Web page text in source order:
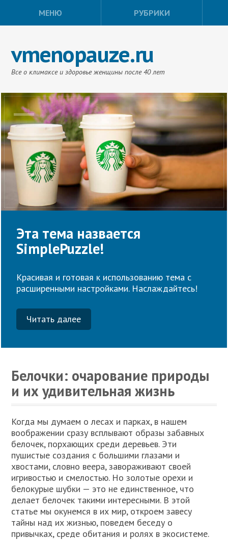
МЕНЮ РУБРИКИ
vmenopauze.ru
Все о климаксе и здоровье женщины после 40 лет
Эта тема назвается
SimplePuzzle!
Красивая и готовая к использованию тема с
расширенными настройками. Наслаждайтесь!
Читать далее
Белочки: очарование природы
и их удивительная жизнь
Когда мы думаем о лесах и парках, в нашем
воображении сразу всплывают образы забавных
белочек, порхающих среди деревьев. Эти
пушистые создания с большими глазами и
хвостами, словно веера, завораживают своей
игривостью и смелостью. Но золотые орехи и
белокурые шубки — это не единственное, что
делает белочек такими интересными. В этой
статье мы окунемся в их мир, откроем завесу
тайны над их жизнью, поведем беседу о
привычках, среде обитания и ролях в экосистеме.